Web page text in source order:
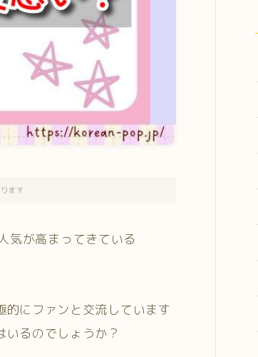
ます
気が高まってきている
的にファンと交流しています
るのでしょうか？